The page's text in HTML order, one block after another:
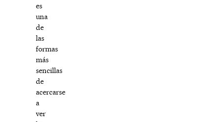
es
una
de
las
formas
más
sencillas
de
acercarse
a
ver